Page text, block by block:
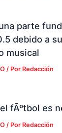
parte
debido a su
musical
/ Por Redacción
fÃºtbol es
/ Por Redacción